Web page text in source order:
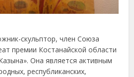
скульптор, член Союза
премии Костанайской области
Она является активным
республиканских,